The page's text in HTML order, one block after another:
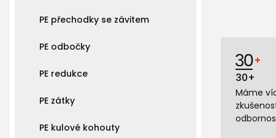
PE přechodky se závitem
PE odbočky
PE redukce
PE zátky
PE kulové kohouty
30+
Máme